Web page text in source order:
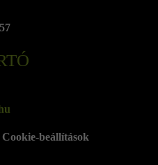
Cookie-beállítások